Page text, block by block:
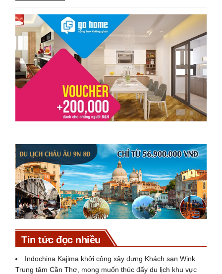
Tin tức đọc nhiều
Indochina Kajima khởi công xây dựng Khách sạn Wink
Trung tâm Cần Thơ, mong muốn thúc đẩy du lịch khu vực